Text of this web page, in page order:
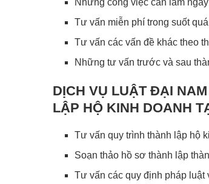
Tư vấn miễn phí trong suốt
Tư vấn các vấn đề khác theo
Những tư vấn trước và sau
DỊCH VỤ LUẬT ĐẠI
LẬP HỘ KINH DOANH
Tư vấn quy trình thành lập hộ
Soạn thảo hồ sơ thành lập
Tư vấn các quy định pháp luật